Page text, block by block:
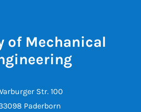
of Mechanical
Str. 100
Paderborn